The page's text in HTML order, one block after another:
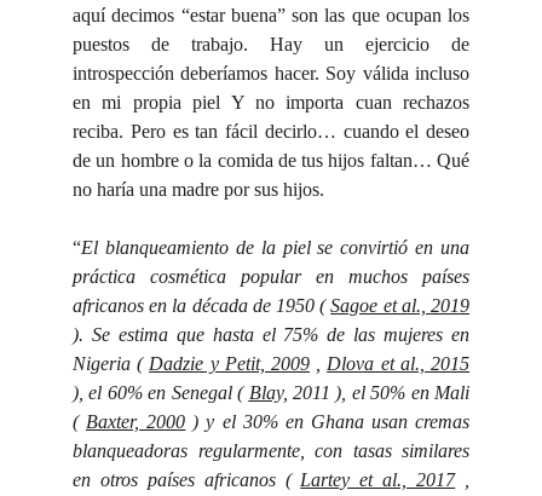
aquí decimos “estar buena” son las que ocupan los
puestos de trabajo. Hay un ejercicio de
introspección deberíamos hacer. Soy válida incluso
en mi propia piel Y no importa cuan rechazos
reciba. Pero es tan fácil decirlo… cuando el deseo
de un hombre o la comida de tus hijos faltan… Qué
no haría una madre por sus hijos.
“El blanqueamiento de la piel se convirtió en una
práctica cosmética popular en muchos países
africanos en la década de 1950 (Sagoe et al., 2019
). Se estima que hasta el 75% de las mujeres en
Nigeria ( Dadzie y Petit, 2009
Dlova et al., 2015
), el 60% en Senegal ( Blay, 2011 ), el 50% en Mali
( Baxter, 2000 ) y el 30% en Ghana usan cremas
blanqueadoras regularmente, con tasas similares
en otros países africanos ( Lartey et al., 2017,